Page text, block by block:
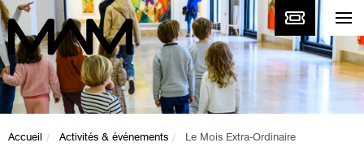
Accueil Activités & événements Le Mois Extra-Ordinaire